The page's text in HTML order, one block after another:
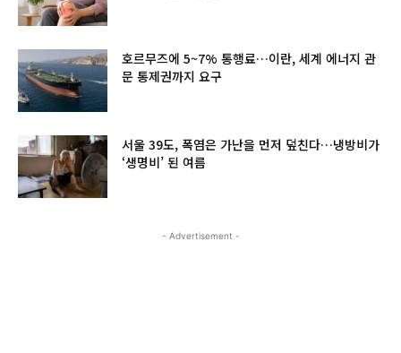
호르무즈에 5~7% 통행료…이란, 세계 에너지 관
문 통제권까지 요구
서울 39도, 폭염은 가난을 먼저 덮친다…냉방비가
‘생명비’ 된 여름
- Advertisement -